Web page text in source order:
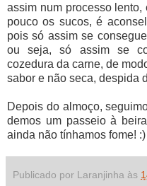
assim num processo
pouco os sucos, é
pois só assim se
ou seja, só assim se
cozedura da carne, de
sabor e não seca, despida
Depois do almoço,
demos um passeio à
ainda não tínhamos fome! :)
Publicado por Laranjinha às